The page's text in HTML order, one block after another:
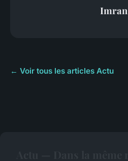
Imran
← Voir tous les articles Actu